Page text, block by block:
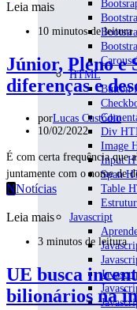
HTML
Button
Div
Image
Input
Span
Table
Javascript
Leia mais
10 minutos de leitura
Júnior, Pleno e
diferenças e
porLucas Custódio
10/02/2022
É com certa frequência que
juntamente com o nome de
NNotícias
Leia mais
3 minutos de leitura
UE busca
bilionários na